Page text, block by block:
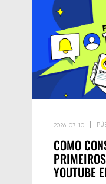
2026-07-10
COMO
YOUTUBE